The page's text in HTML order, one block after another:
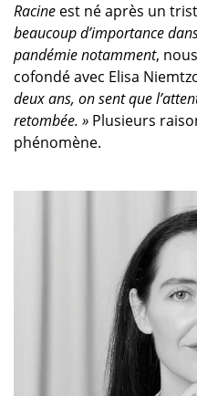
Racine est né après un
beaucoup d’importance
pandémie notamment,
cofondé avec Elisa
deux ans, on sent que
retombée. » Plusieurs
phénomène.